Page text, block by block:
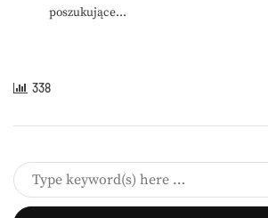
poszukujące...
338